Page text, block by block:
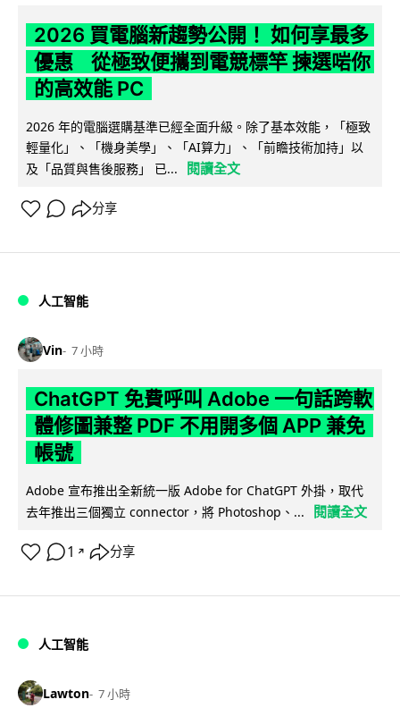
2026 買電腦新趨勢公開！ 如何享最多
優惠 從極致便攜到電競標竿 揀選啱你
的高效能 PC
2026 年的電腦選購基準已經全面升級。除了基本效能，「極致
輕量化」、「機身美學」、「AI算力」、「前瞻技術加持」以
及「品質與售後服務」 已...
閱讀全文
分享
人工智能
Vin 7 小時
ChatGPT 免費呼叫 Adobe 一句話跨軟
體修圖兼整 PDF 不用開多個 APP 兼免
帳號
Adobe 宣布推出全新統一版 Adobe for ChatGPT 外掛，取代
去年推出三個獨立 connector，將 Photoshop、...
閱讀全文
1 ↗ 分享
人工智能
Lawton 7 小時